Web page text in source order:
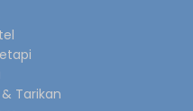
Tarikan